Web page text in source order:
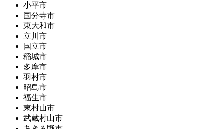
小平市
国分寺市
東大和市
立川市
国立市
稲城市
多摩市
羽村市
昭島市
福生市
東村山市
武蔵村山市